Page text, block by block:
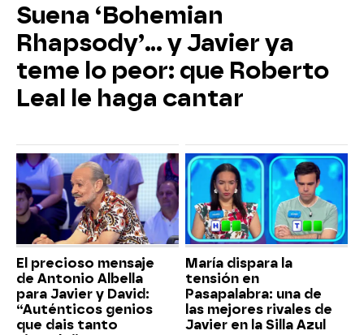
Suena ‘Bohemian
Rhapsody’... y Javier ya
teme lo peor: que Roberto
Leal le haga cantar
El precioso mensaje
de Antonio Albella
para Javier y David:
“Auténticos genios
que dais tanto
María dispara la
tensión en
Pasapalabra: una de
las mejores rivales de
Javier en la Silla Azul